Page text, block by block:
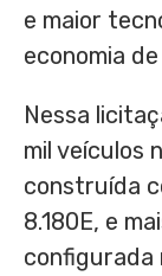
e maior
economia
Nessa
mil veículos
construída
8.180E, e
configurada